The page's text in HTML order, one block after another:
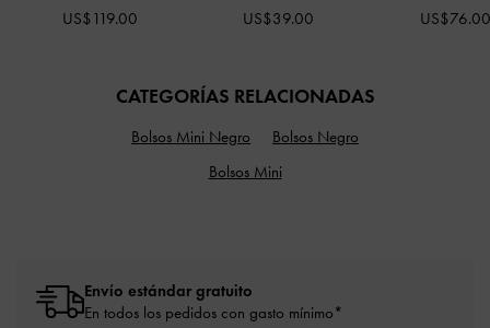
US$119.00 US$39.00
CATEGORÍAS RELACIONADAS
Bolsos Mini Negro
Bolsos Negro
Bolsos Mini
Envío estándar gratuito
En todos los pedidos con gasto mínimo*